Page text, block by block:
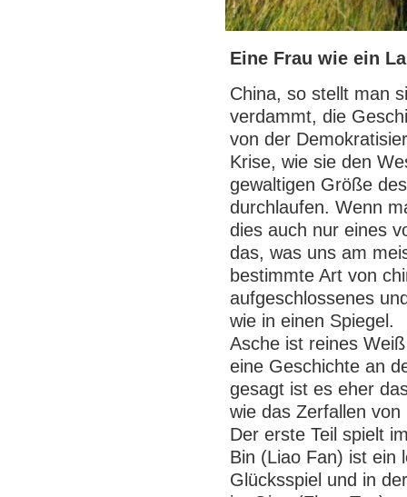
Eine Frau wie ein
China, so stellt man
verdammt, die
von der
Krise, wie sie den
gewaltigen Größe
durchlaufen. Wenn
dies auch nur eines
das, was uns am
bestimmte Art von
aufgeschlossenes
wie in einen Spiegel.
Asche ist reines
eine Geschichte an
gesagt ist es eher
wie das Zerfallen
Der erste Teil spielt
Bin (Liao Fan) ist ein
Glücksspiel und in